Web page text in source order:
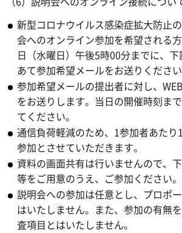
新型コロナウイルス感染症拡大防止
会へのオンライン参加を希望される
日（水曜日）午後5時00分までに、
あて参加希望メールをお送りください
参加希望メールの提出者に対し、
をお送りします。当日の開催時刻ま
てください。
通信負荷軽減のため、1参加者あた
参加とさせていただきます。
資料の画面共有は行いませんので、
等をご用意のうえ、ご参加ください。
説明会への参加は任意とし、プロポ
はいたしません。また、参加の有無
査項目とはいたしません。